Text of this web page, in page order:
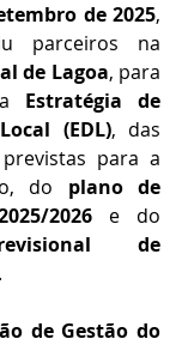
de 2025,
de Lagoa, para
Estratégia de
(EDL), das
para a
do plano de
2026
de
.
de Gestão do